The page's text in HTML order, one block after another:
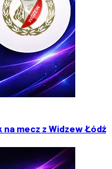
mecz z Widzew Łódź